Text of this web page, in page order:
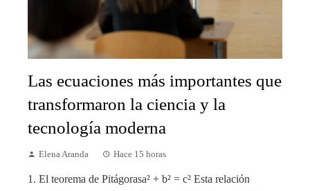
Las ecuaciones más importantes que
transformaron la ciencia y la
tecnología moderna
Elena Aranda Hace 15 horas
1. El teorema de Pitágorasa² + b² = c² Esta relación